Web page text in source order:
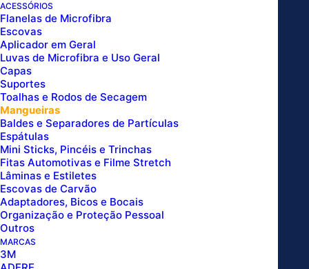
ACESSÓRIOS
Flanelas de Microfibra
Escovas
Aplicador em Geral
Luvas de Microfibra e Uso Geral
Capas
Suportes
Toalhas e Rodos de Secagem
Mangueiras
Baldes e Separadores de Partículas
Espátulas
Mini Sticks, Pincéis e Trinchas
Fitas Automotivas e Filme Stretch
Lâminas e Estiletes
Escovas de Carvão
Adaptadores, Bicos e Bocais
Organização e Proteção Pessoal
Outros
MARCAS
3M
MANGUEIRA TRAMA AÇO M22/14
X M22/14 P/ LAVADORAS ALTA
PRESSÃO 12 METROS SIGMA
TOOLS